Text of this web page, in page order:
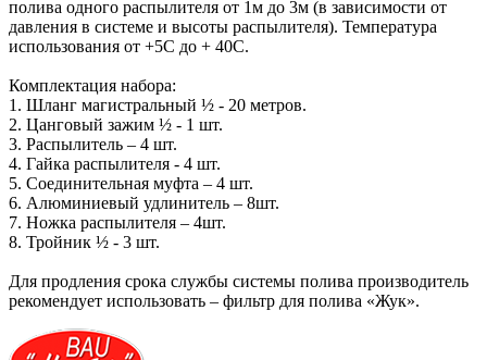
полива одного распылителя от 1м до 3м (в зависимости от
давления в системе и высоты распылителя). Температура
использования от +5С до + 40С.
Комплектация набора:
1. Шланг магистральный ½ - 20 метров.
2. Цанговый зажим ½ - 1 шт.
3. Распылитель – 4 шт.
4. Гайка распылителя - 4 шт.
5. Соединительная муфта – 4 шт.
6. Алюминиевый удлинитель – 8шт.
7. Ножка распылителя – 4шт.
8. Тройник ½ - 3 шт.
Для продления срока службы системы полива производитель
рекомендует использовать – фильтр для полива «Жук».